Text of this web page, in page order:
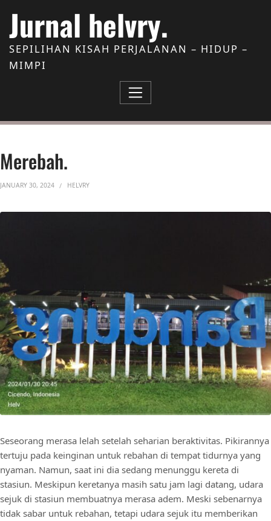
Jurnal helvry.
SEPILIHAN KISAH PERJALANAN – HIDUP –
MIMPI
Merebah.
JANUARY 30, 2024 HELVRY
Seseorang merasa lelah setelah seharian beraktivitas. Pikirannya
tertuju pada keinginan untuk rebahan di tempat tidurnya yang
nyaman. Namun, saat ini dia sedang menunggu kereta di
stasiun. Meskipun keretanya masih satu jam lagi datang, udara
sejuk di stasiun membuatnya merasa adem. Meski sebenarnya
tidak sabar untuk rebahan, tetapi udara sejuk itu memberikan